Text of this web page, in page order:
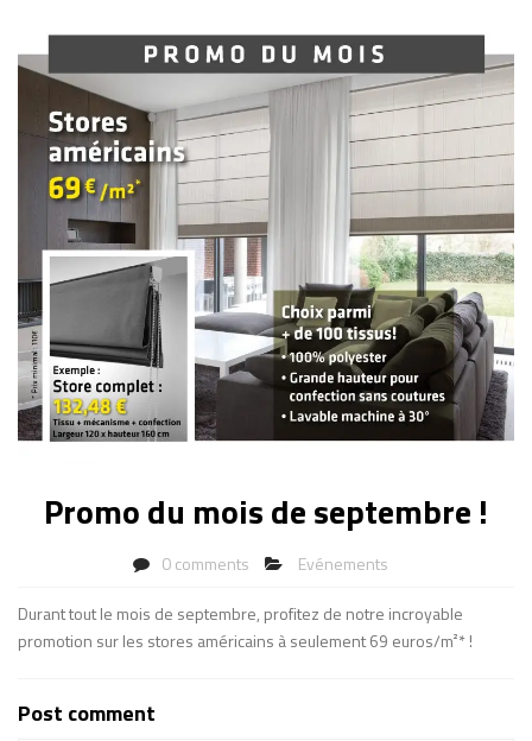
Promo du mois de septembre !
0 comments Evénements
Durant tout le mois de septembre, profitez de notre incroyable
promotion sur les stores américains à seulement 69 euros/m²* !
Post comment